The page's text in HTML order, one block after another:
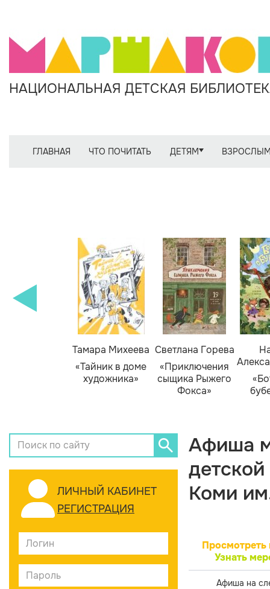
НАЦИОНАЛЬНАЯ ДЕТСКАЯ
ГЛАВНАЯ ЧТО ПОЧИТАТЬ ДЕТЯМ
Тамара Михеева
«Тайник в доме
художника»
Светлана Горева
«Приключения
сыщика Рыжего
Фокса»
ЛИЧНЫЙ КАБИНЕТ
РЕГИСТРАЦИЯ
Афиша
Коми
Просмотреть
Узнать
Афиша на